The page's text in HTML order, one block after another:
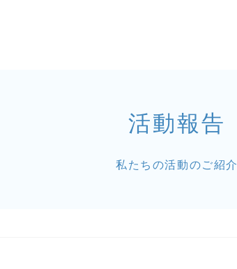
活動報告
私たちの活動のご紹介